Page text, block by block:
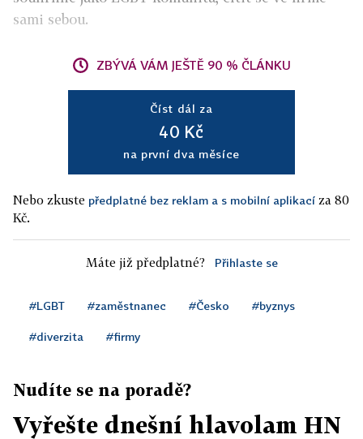
sami sebou.
ZBÝVÁ VÁM JEŠTĚ 90 % ČLÁNKU
Číst dál za
40 Kč
na první dva měsíce
Nebo zkuste předplatné bez reklam a s mobilní aplikací za 80
Kč.
Máte již předplatné? Přihlaste se
#LGBT #zaměstnanec #Česko #byznys
#diverzita #firmy
Nudíte se na poradě?
Vyřešte dnešní hlavolam HN